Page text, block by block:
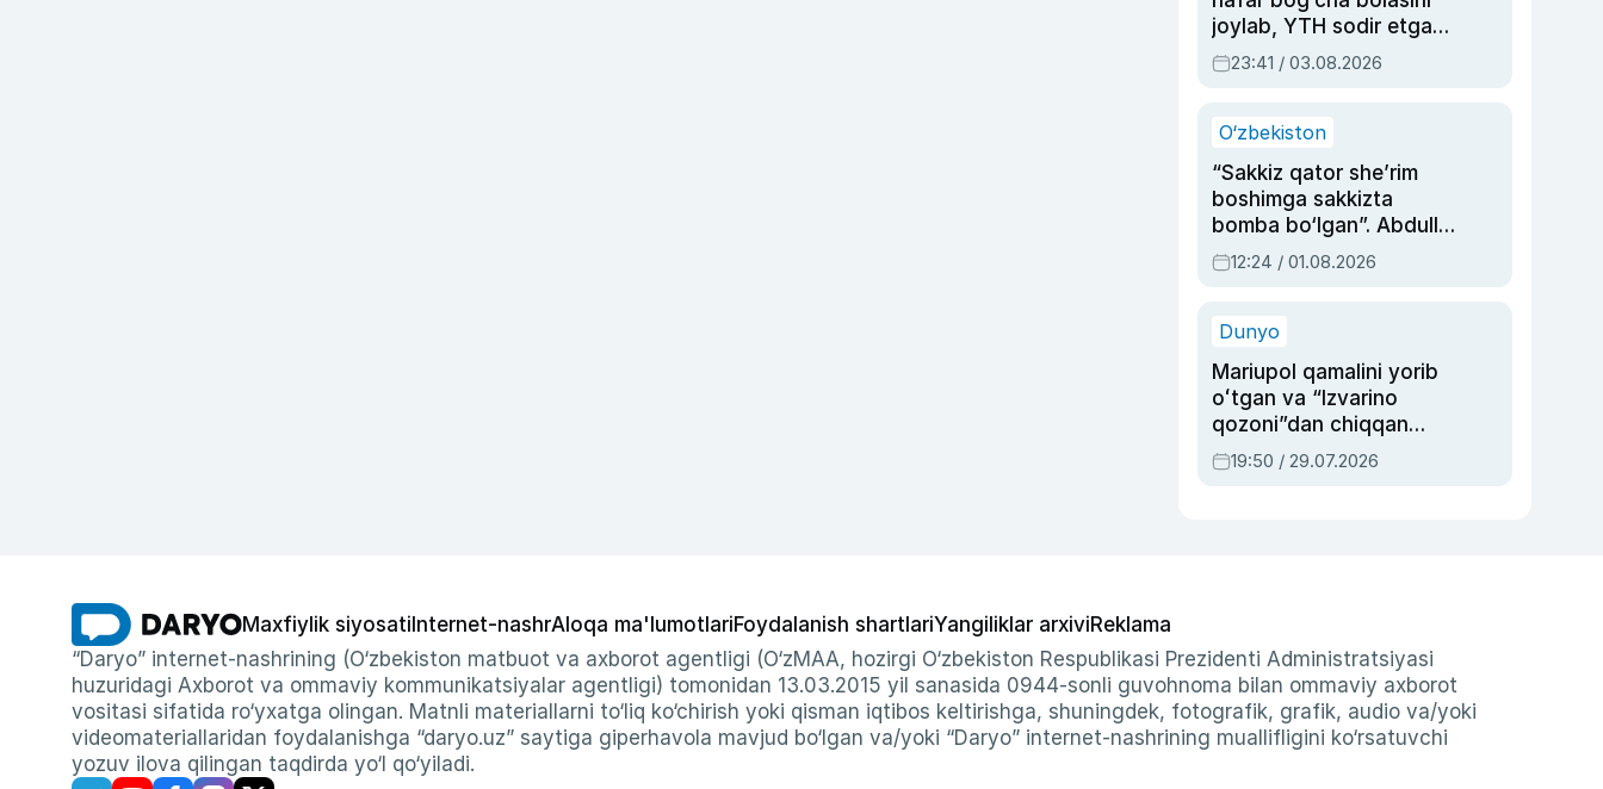
joylab, YTH sodir etgan
ayolga sud hukmi o‘qildi
23:41 / 03.08.2026
O‘zbekiston
“Sakkiz qator she’rim
boshimga sakkizta
bomba bo‘lgan”. Abdulla
Oripovni siyosiy
ayblovlardan asrab
12:24 / 01.08.2026
Dunyo
Mariupol qamalini yorib
oʻtgan va “Izvarino
qozoni”dan chiqqan
qahramon — Ukraina
armiyasi bosh
19:50 / 29.07.2026
Maxfiylik siyosati Internet-nashrAloqa ma'lumotlariFoydalanish shartlariYangiliklar arxiviReklama
“Daryo” internet-nashrining (O‘zbekiston matbuot va axborot agentligi (O‘zMAA, hozirgi O‘zbekiston Respublikasi Prezidenti Administratsiyasi
huzuridagi Axborot va ommaviy kommunikatsiyalar agentligi) tomonidan 13.03.2015 yil sanasida 0944-sonli guvohnoma bilan ommaviy axborot
vositasi sifatida ro‘yxatga olingan. Matnli materiallarni to‘liq ko‘chirish yoki qisman iqtibos keltirishga, shuningdek, fotografik, grafik, audio va/yoki
videomateriallaridan foydalanishga “daryo.uz” saytiga giperhavola mavjud bo‘lgan va/yoki “Daryo” internet-nashrining muallifligini ko‘rsatuvchi
yozuv ilova qilingan taqdirda yo‘l qo‘yiladi.